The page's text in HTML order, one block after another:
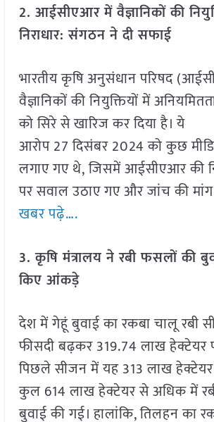
2. आईसीएआर में वैज्ञानिकों की
निराधार: संगठन ने दी सफाई
भारतीय कृषि अनुसंधान परिषद
वैज्ञानिकों की नियुक्तियों में
को सिरे से खारिज कर दिया है। ये
आरोप 27 दिसंबर 2024 को कुछ
लगाए गए थे, जिसमें आईसीएआर की
पर सवाल उठाए गए और जांच की
खबर पढ़े….
3. कृषि मंत्रालय ने रबी फसलों की
किए आंकड़े
देश में गेहूं बुवाई का रकबा चालू रबी
फीसदी बढ़कर 319.74 लाख हेक्टेयर
पिछले सीजन में यह 313 लाख हेक्टेयर
कुल 614 लाख हेक्टेयर से अधिक में
बुवाई की गई। हालांकि, तिलहन का